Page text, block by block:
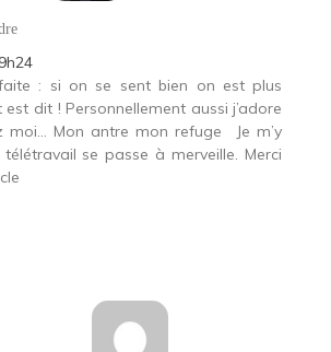
: si on se sent bien on est plus
dit ! Personnellement aussi j’adore
moi… Mon antre mon refuge
Je m’y
se passe à merveille. Merci